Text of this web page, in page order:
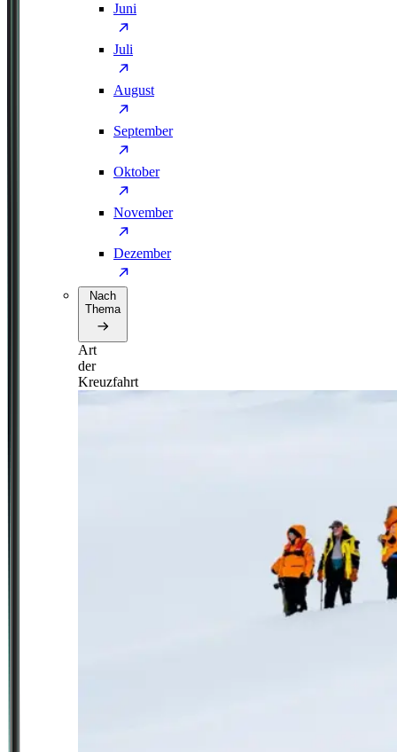
Juni
Juli
August
September
Oktober
November
Dezember
Nach
Thema
Art
der
Kreuzfahrt